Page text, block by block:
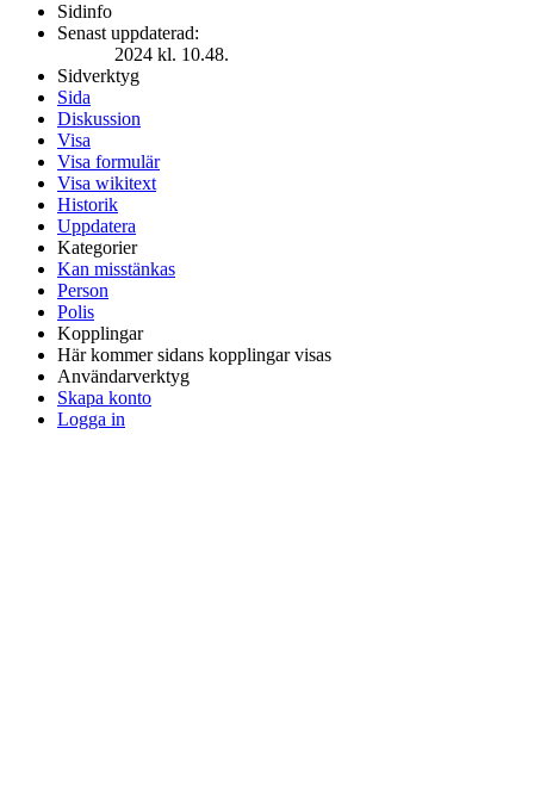
Sidinfo
Senast uppdaterad:
2024 kl. 10.48.
Sidverktyg
Sida
Diskussion
Visa
Visa formulär
Visa wikitext
Historik
Uppdatera
Kategorier
Kan misstänkas
Person
Polis
Kopplingar
Här kommer sidans kopplingar visas
Användarverktyg
Skapa konto
Logga in